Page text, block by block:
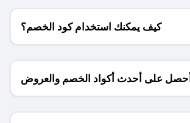
كيف يمكنك استخدام كود الخصم؟
على أحدث أكواد الخصم والعروض
للمتاجر؟